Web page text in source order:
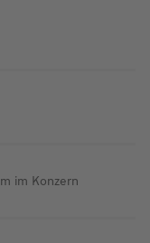
im Konzern